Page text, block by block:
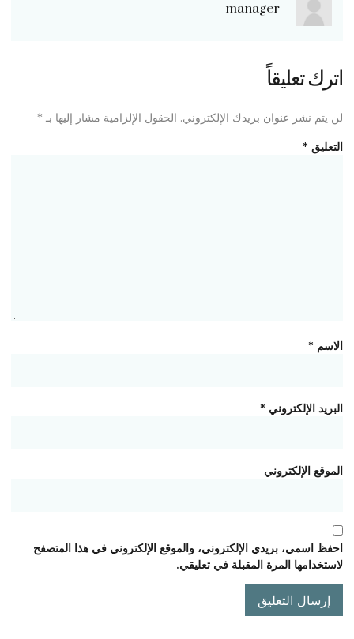
manager
اترك تعليقاً
لن يتم نشر عنوان بريدك الإلكتروني. الحقول الإلزامية مشار إليها بـ *
التعليق *
الاسم *
البريد الإلكتروني *
الموقع الإلكتروني
احفظ اسمي، بريدي الإلكتروني، والموقع الإلكتروني في هذا المتصفح
لاستخدامها المرة المقبلة في تعليقي.